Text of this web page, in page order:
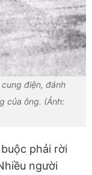
cung điện, đánh
của ông. (Ảnh:
phải rời
người